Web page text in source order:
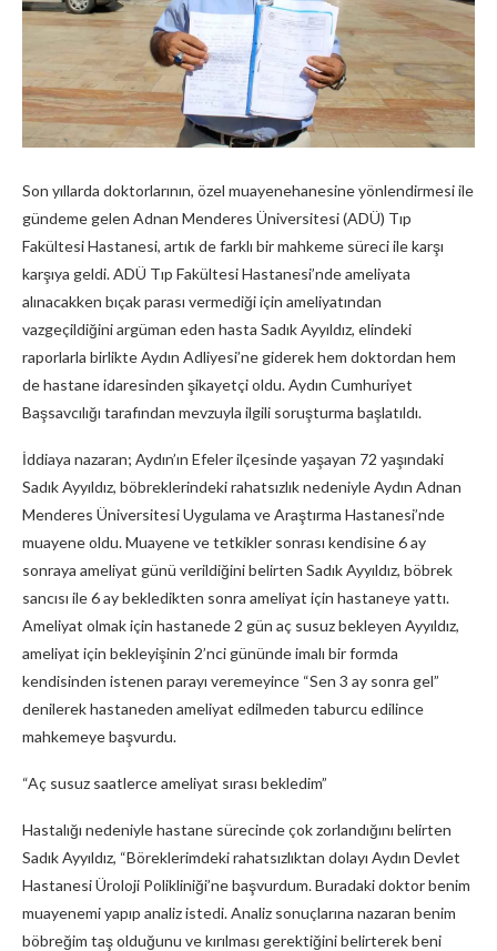
Son yıllarda doktorlarının, özel muayenehanesine yönlendirmesi ile
gündeme gelen Adnan Menderes Üniversitesi (ADÜ) Tıp
Fakültesi Hastanesi, artık de farklı bir mahkeme süreci ile karşı
karşıya geldi. ADÜ Tıp Fakültesi Hastanesi’nde ameliyata
alınacakken bıçak parası vermediği için ameliyatından
vazgeçildiğini argüman eden hasta Sadık Ayyıldız, elindeki
raporlarla birlikte Aydın Adliyesi’ne giderek hem doktordan hem
de hastane idaresinden şikayetçi oldu. Aydın Cumhuriyet
Başsavcılığı tarafından mevzuyla ilgili soruşturma başlatıldı.
İddiaya nazaran; Aydın’ın Efeler ilçesinde yaşayan 72 yaşındaki
Sadık Ayyıldız, böbreklerindeki rahatsızlık nedeniyle Aydın Adnan
Menderes Üniversitesi Uygulama ve Araştırma Hastanesi’nde
muayene oldu. Muayene ve tetkikler sonrası kendisine 6 ay
sonraya ameliyat günü verildiğini belirten Sadık Ayyıldız, böbrek
sancısı ile 6 ay bekledikten sonra ameliyat için hastaneye yattı.
Ameliyat olmak için hastanede 2 gün aç susuz bekleyen Ayyıldız,
ameliyat için bekleyişinin 2’nci gününde imalı bir formda
kendisinden istenen parayı veremeyince “Sen 3 ay sonra gel”
denilerek hastaneden ameliyat edilmeden taburcu edilince
mahkemeye başvurdu.
“Aç susuz saatlerce ameliyat sırası bekledim”
Hastalığı nedeniyle hastane sürecinde çok zorlandığını belirten
Sadık Ayyıldız, “Böreklerimdeki rahatsızlıktan dolayı Aydın Devlet
Hastanesi Üroloji Polikliniği’ne başvurdum. Buradaki doktor benim
muayenemi yapıp analiz istedi. Analiz sonuçlarına nazaran benim
böbreğim taş olduğunu ve kırılması gerektiğini belirterek beni